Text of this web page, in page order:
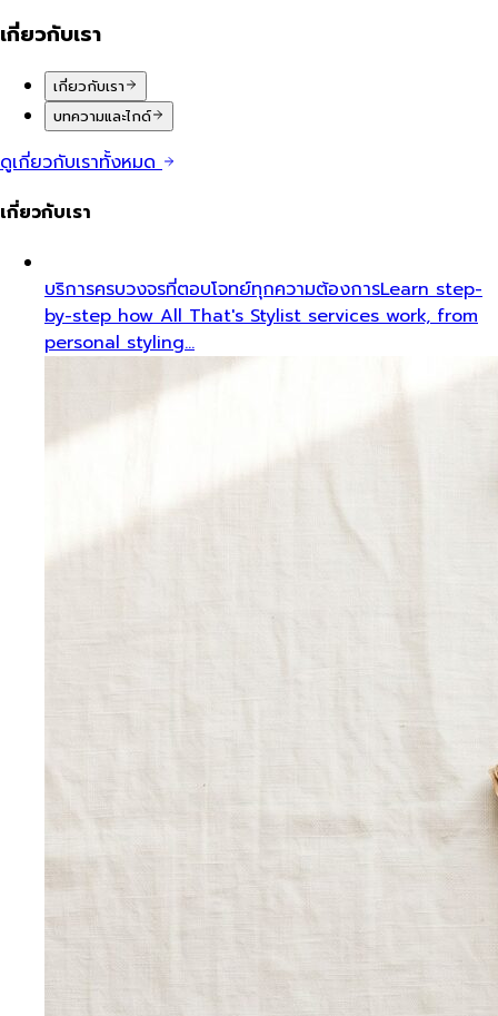
เกี่ยวกับเรา
เกี่ยวกับเรา
บทความและไกด์
ดูเกี่ยวกับเราทั้งหมด
เกี่ยวกับเรา
บริการครบวงจรที่ตอบโจทย์ทุกความต้องการLearn step-
by-step how All That's Stylist services work, from
personal styling…